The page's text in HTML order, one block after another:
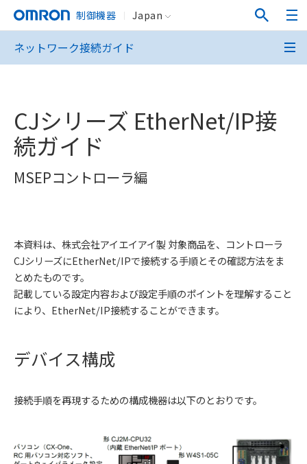
制御機器 Japan
ネットワーク接続ガイド
CJシリーズ EtherNet/IP接
続ガイド
MSEPコントローラ編
本資料は、株式会社アイエイアイ製 対象商品を、コントローラ
CJシリーズにEtherNet/IPで接続する手順とその確認方法をま
とめたものです。
記載している設定内容および設定手順のポイントを理解すること
により、EtherNet/IP接続することができます。
デバイス構成
接続手順を再現するための構成機器は以下のとおりです。